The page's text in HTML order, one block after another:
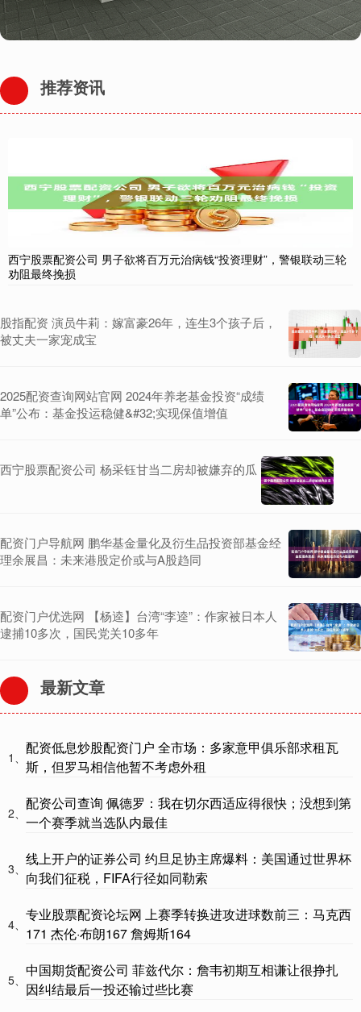
推荐资讯
西宁股票配资公司 男子欲将百万元治病钱“投资理财”，警银联动三轮
劝阻最终挽损
股指配资 演员牛莉：嫁富豪26年，连生3个孩子后，
被丈夫一家宠成宝
2025配资查询网站官网 2024年养老基金投资“成绩
单”公布：基金投运稳健&#32;实现保值增值
西宁股票配资公司 杨采钰甘当二房却被嫌弃的瓜
配资门户导航网 鹏华基金量化及衍生品投资部基金经
理余展昌：未来港股定价或与A股趋同
配资门户优选网 【杨逵】台湾“李逵”：作家被日本人
逮捕10多次，国民党关10多年
最新文章
1、
配资低息炒股配资门户 全市场：多家意甲俱乐部求租瓦
斯，但罗马相信他暂不考虑外租
2、
配资公司查询 佩德罗：我在切尔西适应得很快；没想到第
一个赛季就当选队内最佳
3、
线上开户的证券公司 约旦足协主席爆料：美国通过世界杯
向我们征税，FIFA行径如同勒索
4、
专业股票配资论坛网 上赛季转换进攻进球数前三：马克西
171 杰伦·布朗167 詹姆斯164
5、
中国期货配资公司 菲兹代尔：詹韦初期互相谦让很挣扎
因纠结最后一投还输过些比赛